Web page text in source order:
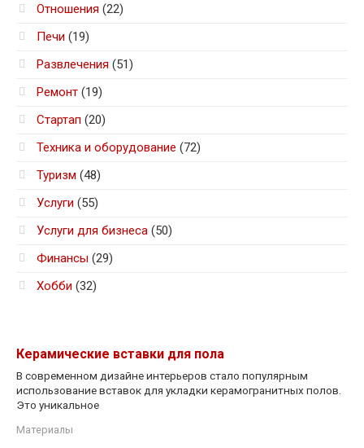
Отношения (22)
Печи (19)
Развлечения (51)
Ремонт (19)
Стартап (20)
Техника и оборудование (72)
Туризм (48)
Услуги (55)
Услуги для бизнеса (50)
Финансы (29)
Хобби (32)
Керамические вставки для пола
В современном дизайне интерьеров стало популярным
использование вставок для укладки керамогранитных полов.
Это уникальное
Материалы